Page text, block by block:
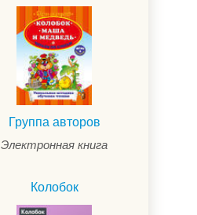
Группа авторов
Электронная книга
Колобок